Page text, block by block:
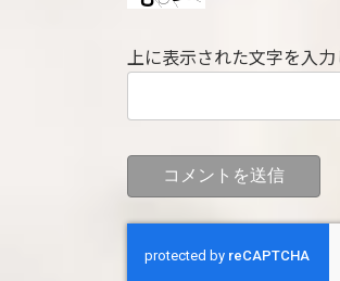
上に表示された文字を入力